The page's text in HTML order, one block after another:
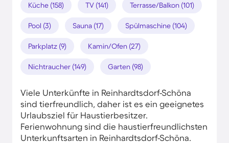
Küche (158) TV (141) Terrasse/Balkon (101)
Pool (3) Sauna (17) Spülmaschine (104)
Parkplatz (9) Kamin/Ofen (27)
Nichtraucher (149) Garten (98)
Viele Unterkünfte in Reinhardtsdorf-Schöna
sind tierfreundlich, daher ist es ein geeignetes
Urlaubsziel für Haustierbesitzer.
Ferienwohnung sind die haustierfreundlichsten
Unterkunftsarten in Reinhardtsdorf-Schöna.